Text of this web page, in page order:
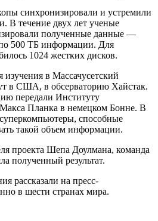
синхронизировали и устремили
В течение двух лет ученые
полученные данные —
500 ТБ информации. Для
1024 жестких дисков.
в Массачусетский
в США, в обсерваторию Хайстак.
передали Институту
Планка в немецком Бонне. В
способные
такой объем информации.
проекта Шепа Доулмана, команда
полученный результат.
рассказали на пресс-
в шести странах мира.